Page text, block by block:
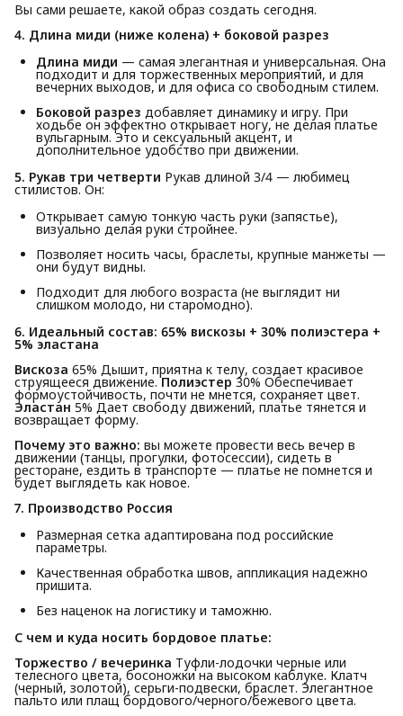
Вы сами решаете, какой образ создать сегодня.
4. Длина миди (ниже колена) + боковой разрез
Длина миди — самая элегантная и универсальная. Она
подходит и для торжественных мероприятий, и для
вечерних выходов, и для офиса со свободным стилем.
Боковой разрез добавляет динамику и игру. При
ходьбе он эффектно открывает ногу, не делая платье
вульгарным. Это и сексуальный акцент, и
дополнительное удобство при движении.
5. Рукав три четверти Рукав длиной 3/4 — любимец
стилистов. Он:
Открывает самую тонкую часть руки (запястье),
визуально делая руки стройнее.
Позволяет носить часы, браслеты, крупные манжеты —
они будут видны.
Подходит для любого возраста (не выглядит ни
слишком молодо, ни старомодно).
6. Идеальный состав: 65% вискозы + 30% полиэстера +
5% эластана
Вискоза 65% Дышит, приятна к телу, создает красивое
струящееся движение.Полиэстер 30% Обеспечивает
формоустойчивость, почти не мнется, сохраняет цвет.
Эластан 5% Дает свободу движений, платье тянется и
возвращает форму.
Почему это важно: вы можете провести весь вечер в
движении (танцы, прогулки, фотосессии), сидеть в
ресторане, ездить в транспорте — платье не помнется и
будет выглядеть как новое.
7. Производство Россия
Размерная сетка адаптирована под российские
параметры.
Качественная обработка швов, аппликация надежно
пришита.
Без наценок на логистику и таможню.
С чем и куда носить бордовое платье:
Торжество / вечеринка Туфли-лодочки черные или
телесного цвета, босоножки на высоком каблуке. Клатч
(черный, золотой), серьги-подвески, браслет. Элегантное
пальто или плащ бордового/черного/бежевого цвета.